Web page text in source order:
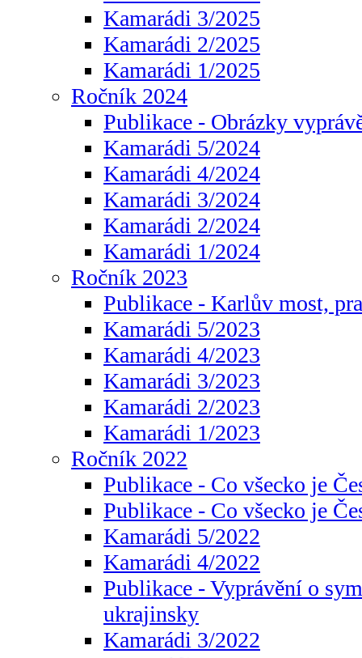
Kamarádi 3/2025
Kamarádi 2/2025
Kamarádi 1/2025
Ročník 2024
Publikace - Obrázky
Kamarádi 5/2024
Kamarádi 4/2024
Kamarádi 3/2024
Kamarádi 2/2024
Kamarádi 1/2024
Ročník 2023
Publikace - Karlův most,
Kamarádi 5/2023
Kamarádi 4/2023
Kamarádi 3/2023
Kamarádi 2/2023
Kamarádi 1/2023
Ročník 2022
Publikace - Co všecko je
Publikace - Co všecko je
Kamarádi 5/2022
Kamarádi 4/2022
Publikace - Vyprávění o
ukrajinsky
Kamarádi 3/2022